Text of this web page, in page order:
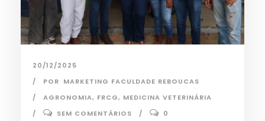
20/12/2025
POR MARKETING FACULDADE REBOUCAS
AGRONOMIA, FRCG, MEDICINA VETERINÁRIA
SEM COMENTÁRIOS
0